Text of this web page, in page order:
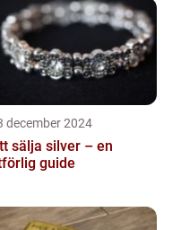
december 2024
sälja silver – en
guide